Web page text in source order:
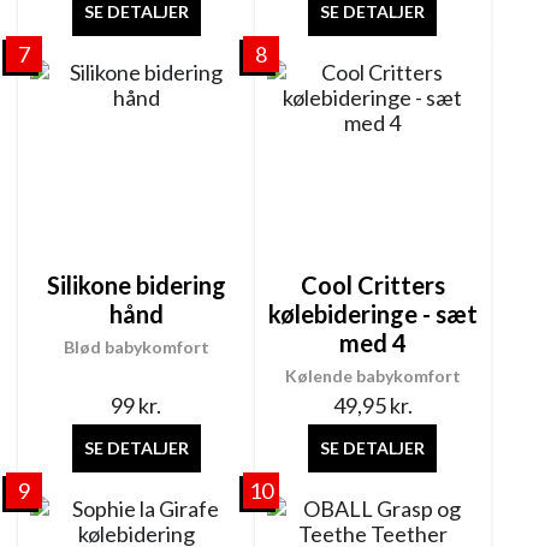
SE DETALJER SE DETALJER
7
Blød babykomfort
Silikone bidering
hånd
99kr.
SE DETALJER
8
Kølende babykomfort
Cool Critters
kølebideringe - sæt
med 4
49,95kr.
SE DETALJER
9 10